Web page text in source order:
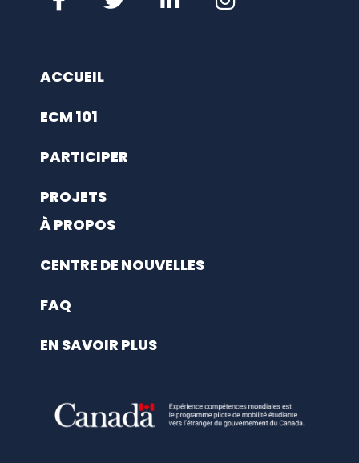
ACCUEIL
ECM 101
PARTICIPER
PROJETS
À PROPOS
CENTRE DE NOUVELLES
FAQ
EN SAVOIR PLUS